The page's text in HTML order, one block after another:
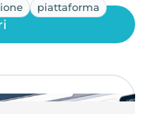
piattaforma